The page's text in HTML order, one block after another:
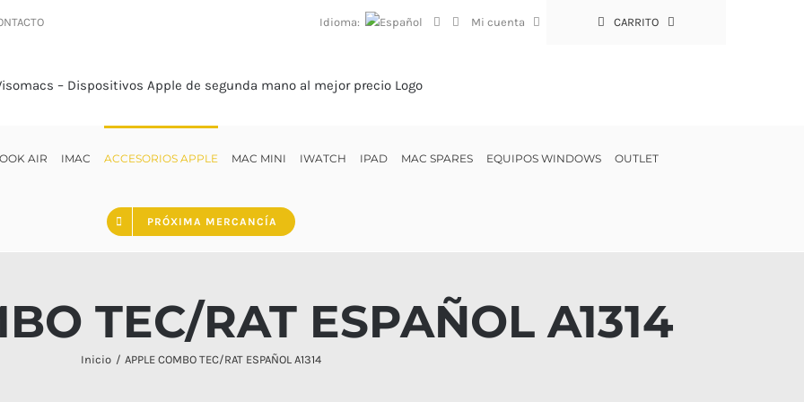
Idioma: Mi cuenta CARRITO
AIR IMAC ACCESORIOS APPLE MAC MINI IWATCH IPAD MAC SPARES EQUIPOS WINDOWS OUTLET
PRÓXIMA MERCANCÍA
TEC/RAT ESPAÑOL A1314
Inicio APPLE COMBO TEC/RAT ESPAÑOL A1314